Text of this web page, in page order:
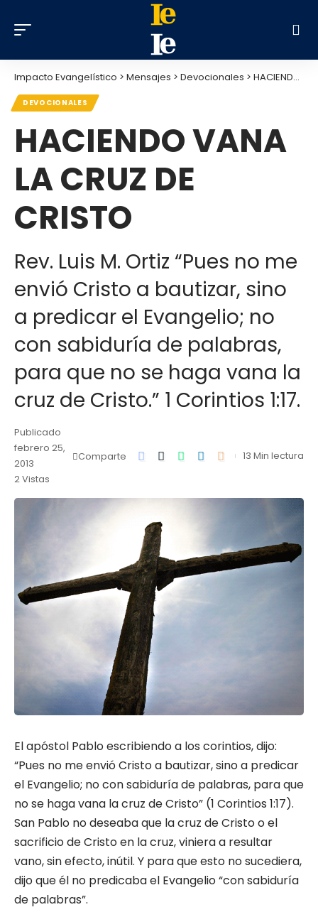
Impacto Evangelístico > Mensajes > Devocionales > HACIENDO VANA LA CRUZ DE CRISTO
DEVOCIONALES
HACIENDO VANA
LA CRUZ DE
CRISTO
Rev. Luis M. Ortiz “Pues no me
envió Cristo a bautizar, sino
a predicar el Evangelio; no
con sabiduría de palabras,
para que no se haga vana la
cruz de Cristo.” 1 Corintios 1:17.
Publicado
febrero 25,
2013
2 Vistas
Comparte 13 Min lectura
El apóstol Pablo escribiendo a los corintios, dijo:
“Pues no me envió Cristo a bautizar, sino a predicar
el Evangelio; no con sabiduría de palabras, para que
no se haga vana la cruz de Cristo” (1 Corintios 1:17).
San Pablo no deseaba que la cruz de Cristo o el
sacrificio de Cristo en la cruz, viniera a resultar
vano, sin efecto, inútil. Y para que esto no sucediera,
dijo que él no predicaba el Evangelio “con sabiduría
de palabras”.